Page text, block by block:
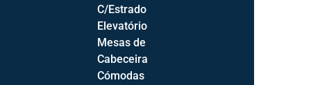
Prateleiras 4
Sala de Jantar 87
Aparadores 17
C/Estrado
Elevatório
Mesas de
Cabeceira
Cómodas